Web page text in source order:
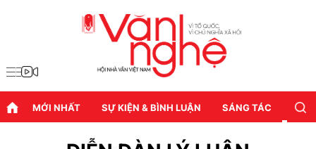
MỚI NHẤT SỰ KIỆN & BÌNH LUẬN SÁNG TÁC